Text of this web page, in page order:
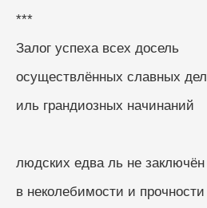
***
Залог успеха всех досель
осуществлённых славных дел
иль грандиозных начинаний
людских едва ль не заключён
в неколебимости и прочности